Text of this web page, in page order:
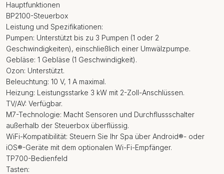
Hauptfunktionen
BP2100-Steuerbox
Leistung und Spezifikationen:
Pumpen: Unterstützt bis zu 3 Pumpen (1 oder 2
Geschwindigkeiten), einschließlich einer Umwälzpumpe.
Gebläse: 1 Gebläse (1 Geschwindigkeit).
Ozon: Unterstützt.
Beleuchtung: 10 V, 1 A maximal.
Heizung: Leistungsstarke 3 kW mit 2-Zoll-Anschlüssen.
TV/AV: Verfügbar.
M7-Technologie: Macht Sensoren und Durchflussschalter
außerhalb der Steuerbox überflüssig.
WiFi-Kompatibilität: Steuern Sie Ihr Spa über Android®- oder
iOS®-Geräte mit dem optionalen Wi-Fi-Empfänger.
TP700-Bedienfeld
Tasten: